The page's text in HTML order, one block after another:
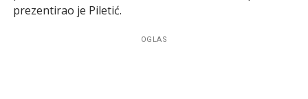
prezentirao je Piletić.
OGLAS